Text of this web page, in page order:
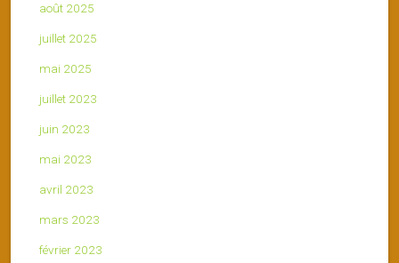
août 2025
juillet 2025
mai 2025
juillet 2023
juin 2023
mai 2023
avril 2023
mars 2023
février 2023